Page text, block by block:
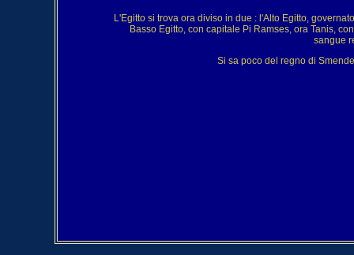
L'Egitto si trova ora diviso in due : l'Alto Egitto,
Basso Egitto, con capitale Pi Ramses, ora Tanis,
sangue
Si sa poco del regno di